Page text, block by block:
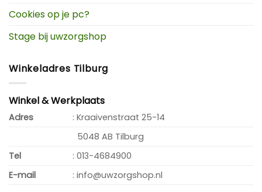
Cookies op je pc?
Stage bij uwzorgshop
Winkeladres Tilburg
Winkel & Werkplaats
Adres
: Kraaivenstraat 25-14
5048 AB Tilburg
Tel
: 013-4684900
E-mail
: info@uwzorgshop.nl